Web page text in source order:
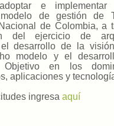
adoptar e
de gestión de
de Colombia, a
del ejercicio de
el desarrollo de la
modelo y el
Objetivo en los
aplicaciones y
ingresa aquí